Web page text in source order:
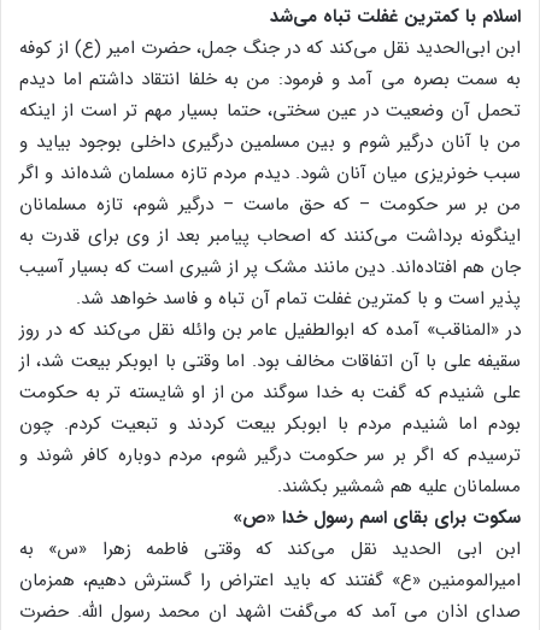
اسلام با کمترین غفلت تباه می‌شد
ابن ابی‌الحدید نقل می‌کند که در جنگ جمل، حضرت امیر (ع) از کوفه
به سمت بصره می آمد و فرمود: من به خلفا انتقاد داشتم اما دیدم
تحمل آن وضعیت در عین سختی، حتما بسیار مهم تر است از اینکه
من با آنان درگیر شوم و بین مسلمین درگیری داخلی بوجود بیاید و
سبب خونریزی میان آنان شود. دیدم مردم تازه مسلمان شده‌اند و اگر
من بر سر حکومت – که حق ماست – درگیر شوم، تازه مسلمانان
اینگونه برداشت می‌کنند که اصحاب پیامبر بعد از وی برای قدرت به
جان هم افتاده‌اند. دین مانند مشک پر از شیری است که بسیار آسیب
پذیر است و با کمترین غفلت تمام آن تباه و فاسد خواهد شد.
در «المناقب» آمده که ابوالطفیل عامر بن وائله نقل می‌کند که در روز
سقیفه علی با آن اتفاقات مخالف بود. اما وقتی با ابوبکر بیعت شد، از
علی شنیدم که گفت به خدا سوگند من از او شایسته تر به حکومت
بودم اما شنیدم مردم با ابوبکر بیعت کردند و تبعیت کردم. چون
ترسیدم که اگر بر سر حکومت درگیر شوم، مردم دوباره کافر شوند و
مسلمانان علیه هم شمشیر بکشند.
سکوت برای بقای اسم رسول خدا «ص»
ابن ابی الحدید نقل می‌کند که وقتی فاطمه زهرا «س» به
امیرالمومنین «ع» گفتند که باید اعتراض را گسترش دهیم، همزمان
صدای اذان می آمد که می‌گفت اشهد ان محمد رسول الله. حضرت